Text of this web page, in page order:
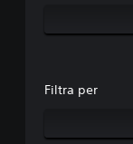
Filtra per